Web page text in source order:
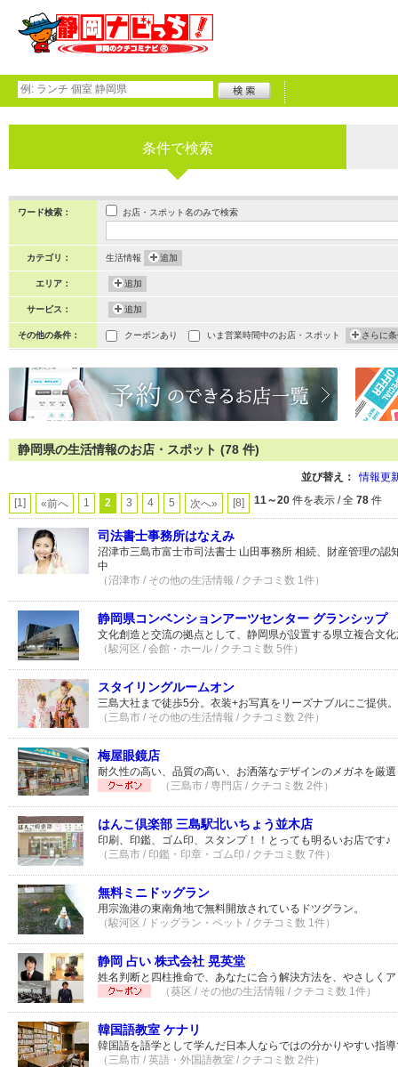
条件で検索
ワード検索： お店・スポット名のみで検索
カテゴリ： 生活情報 追加
エリア： 追加
サービス： 追加
その他の条件： クーポンあり いま営業時間中のお店・スポット さらに
静岡県の生活情報のお店・スポット (78 件)
並び替え： 情報更
[1] «前へ 1 2 3 4 5 次へ» [8] 11～20 件を表示 / 全 78 件
司法書士事務所はなえみ
沼津市三島市富士市司法書士 山田事務所 相続、財産管理の認
中
（沼津市 / その他の生活情報 / クチコミ数 1件）
静岡県コンベンションアーツセンター グランシップ
文化創造と交流の拠点として、静岡県が設置する県立複合文
（駿河区 / 会館・ホール / クチコミ数 5件）
スタイリングルームオン
三島大社まで徒歩5分。衣装+お写真をリーズナブルにご提供。
（三島市 / その他の生活情報 / クチコミ数 2件）
梅屋眼鏡店
耐久性の高い、品質の高い、お洒落なデザインのメガネを厳
（三島市 / 専門店 / クチコミ数 2件）
はんこ倶楽部 三島駅北いちょう並木店
印刷、印鑑、ゴム印、スタンプ！！とっても明るいお店です♪
（三島市 / 印鑑・印章・ゴム印 / クチコミ数 7件）
無料ミニドッグラン
用宗漁港の東南角地で無料開放されているドツグラン。
（駿河区 / ドッグラン・ペット / クチコミ数 1件）
静岡 占い 株式会社 晃英堂
姓名判断と四柱推命で、あなたに合う解決方法を、やさしく
（葵区 / その他の生活情報 / クチコミ数 1件）
韓国語教室 ケナリ
韓国語を語学として学んだ日本人ならではの分かりやすい指
（三島市 / 英語・外国語教室 / クチコミ数 2件）